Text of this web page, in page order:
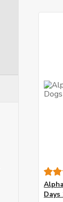
Days